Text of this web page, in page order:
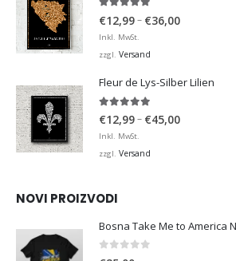
€12,99– €36,00Preisspanne:
Inkl. MwSt.
zzgl. Versand
Fleur de Lys-Silber Lilien
4.95von 5
€12,99– €45,00Preisspanne:
Inkl. MwSt.
zzgl. Versand
NOVI PROIZVODI
Bosna Take Me to America